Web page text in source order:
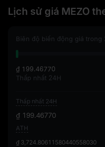
Lịch sử giá MEZO
Biên độ biến động giá trong
₫ 199.46770
Thấp nhất 24H
Thấp nhất 24H
₫ 199.46770
ATH
₫ 3,724.80611580440558030